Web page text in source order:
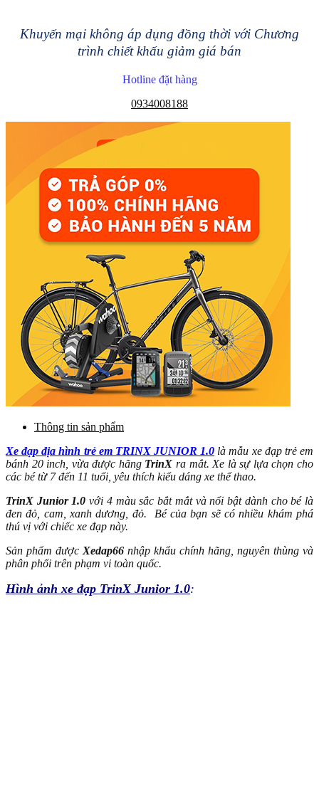
Khuyến mại không áp dụng đồng thời với Chương
trình chiết khấu giảm giá bán
Hotline đặt hàng
0934008188
Thông tin sản phẩm
Xe đạp địa hình trẻ em TRINX JUNIOR 1.0 là mẫu xe đạp trẻ em
bánh 20 inch, vừa được hãng TrinX ra mắt. Xe là sự lựa chọn cho
các bé từ 7 đến 11 tuổi, yêu thích kiểu dáng xe thể thao.
TrinX Junior 1.0 với 4 màu sắc bắt mắt và nổi bật dành cho bé là
đen đỏ, cam, xanh dương, đỏ. Bé của bạn sẽ có nhiều khám phá
thú vị với chiếc xe đạp này.
Sản phẩm đượcXedap66 nhập khẩu chính hãng, nguyên thùng và
phân phối trên phạm vi toàn quốc.
Hình ảnh xe đạp TrinX Junior 1.0: